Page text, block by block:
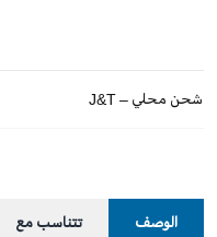
شحن محلي – J&T
الوصف تتناسب مع